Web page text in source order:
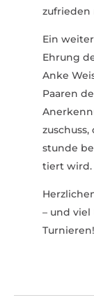
zufrieden
Ein
Ehrung
Anke
Paaren
stunde
tiert wird.
– und
Turnieren!